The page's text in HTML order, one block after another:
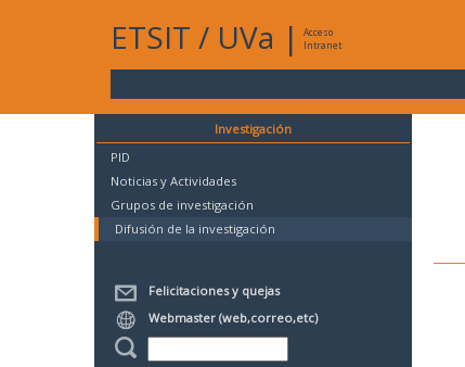
ETSIT / UVa |
Acceso
Intranet
Investigación
PID
Noticias y Actividades
Grupos de investigación
Difusión de la investigación
Felicitaciones y quejas
Webmaster (web,correo,etc)